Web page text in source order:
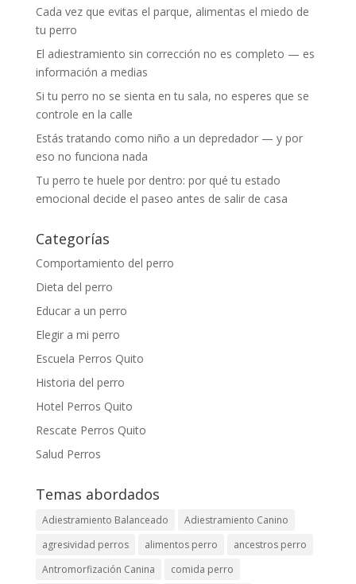
Cada vez que evitas el parque, alimentas el miedo de
tu perro
El adiestramiento sin corrección no es completo — es
información a medias
Si tu perro no se sienta en tu sala, no esperes que se
controle en la calle
Estás tratando como niño a un depredador — y por
eso no funciona nada
Tu perro te huele por dentro: por qué tu estado
emocional decide el paseo antes de salir de casa
Categorías
Comportamiento del perro
Dieta del perro
Educar a un perro
Elegir a mi perro
Escuela Perros Quito
Historia del perro
Hotel Perros Quito
Rescate Perros Quito
Salud Perros
Temas abordados
Adiestramiento Balanceado
Adiestramiento Canino
agresividad perros
alimentos perro
ancestros perro
Antromorfización Canina
comida perro